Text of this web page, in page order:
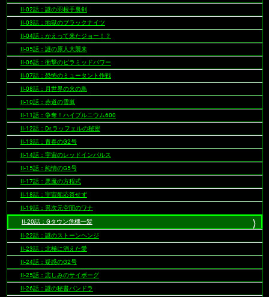
II-02話：謎の羽根手裏剣
II-03話：地獄のブラックナイツ
II-04話：かえって来たジョー！？
II-05話：謎の原人大襲来
II-06話：衝撃のピラミッドパワー
II-07話：恐怖のミュータント作戦
II-08話：月世界の火の鳥
II-10話：赤道の雪嵐
II-11話：争奪！ハイプルニウム600
II-12話：Dr.ラッフェルの秘密
II-13話：青春のG2号
II-14話：宇宙のレッドインパルス
II-15話：純情のG5号
II-17話：悪魔の方程式
II-18話：宇宙船応答せず
II-19話：異次元空間のワナ
II-20話：Gタウン危機一髪
II-22話：謎のストーンヘンジ
II-23話：北極に消えた愛
II-24話：疑惑のG2号
II-25話：悲しみのサイボーグ
II-26話：謎の秘書パンドラ